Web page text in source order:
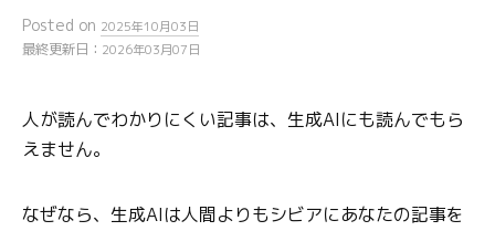
Posted on 2025年10月03日
最終更新日： 2026年03月07日
人が読んでわかりにくい記事は、生成AIにも読んでもら
えません。
なぜなら、生成AIは人間よりもシビアにあなたの記事を